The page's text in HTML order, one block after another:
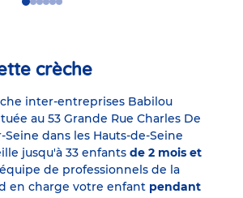
GoGoGoGo
GoGo
crèche
inter-entreprises Babilou
au 53 Grande Rue Charles De
Seine dans les Hauts-de-Seine
jusqu'à 33 enfants de 2 mois et
de professionnels de la
en charge votre enfant pendant